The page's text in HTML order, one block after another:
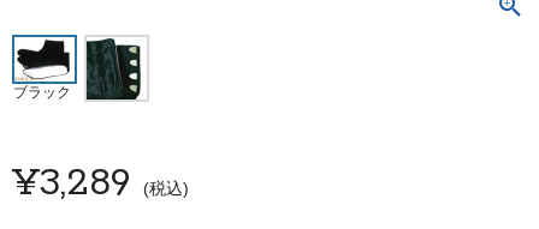
ブラック
¥3,289 税込